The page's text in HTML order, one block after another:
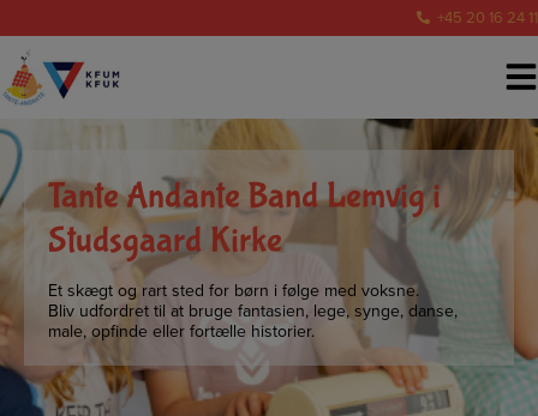
indholdet
+45 20 16 24 11
Tante Andante Band Lemvig i
Studsgaard Kirke
Et skægt og rart sted for børn i følge med voksne.
Bliv udfordret til at bruge fantasien, lege, synge, danse,
male, opfinde eller fortælle historier.